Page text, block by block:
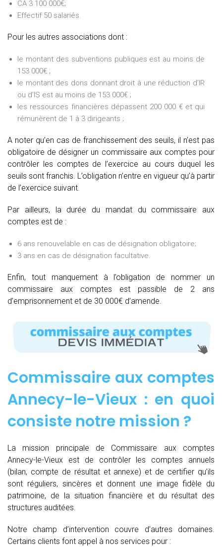
CA 3 100 000€;
Effectif 50 salariés.
Pour les autres associations dont :
le montant des subventions publiques est au moins de
153 000€ ;
le montant des dons donnant droit à une réduction d’IR
ou d’IS est au moins de 153 000€ ;
les ressources financières dépassent 200 000 € et qui
rémunèrent de 1 à 3 dirigeants ;
A noter qu’en cas de franchissement des seuils, il n’est pas
obligatoire de désigner un commissaire aux comptes pour
contrôler les comptes de l’exercice au cours duquel les
seuils sont franchis. L’obligation n’entre en vigueur qu’à partir
de l’exercice suivant.
Par ailleurs, la durée du mandat du commissaire aux
comptes est de :
6 ans renouvelable en cas de désignation obligatoire;
3 ans en cas de désignation facultative.
Enfin, tout manquement à l’obligation de nommer un
commissaire aux comptes est passible de 2 ans
d’emprisonnement et de 30 000€ d’amende.
Commissaire aux comptes
Annecy-le-Vieux : en quoi
consiste notre mission ?
La mission principale de Commissaire aux comptes
Annecy-le-Vieux est de contrôler les comptes annuels
(bilan, compte de résultat et annexe) et de certifier qu’ils
sont réguliers, sincères et donnent une image fidèle du
patrimoine, de la situation financière et du résultat des
structures auditées.
Notre champ d’intervention couvre d’autres domaines.
Certains clients font appel à nos services pour :